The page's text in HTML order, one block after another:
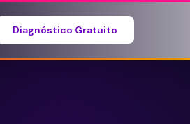
Diagnóstico Gratuito